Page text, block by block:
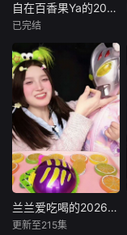
自在百香果Ya的2026年合集
暂无内容
自在百香果Ya的2026年合集
已完结
兰兰爱吃喝的2026年合集2 兰兰爱吃喝的2026年合集2
更新至215集